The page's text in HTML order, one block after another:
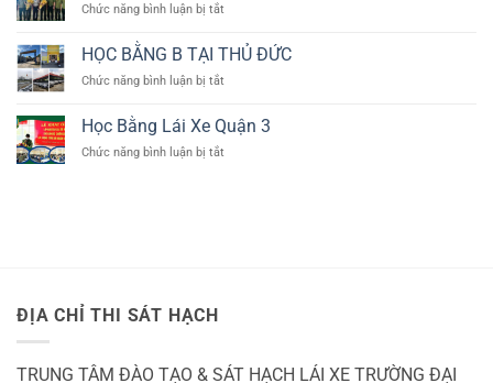
NINH
kinh
khi
bằng
xe
Chức năng bình luận bị tắt
BẰNG
LÁI
XE
TÔ
TẠI
QUẬN
HỌC BẰNG B TẠI THỦ ĐỨC
Chức năng bình luận bị tắt
BẰNG
B
TẠI
Học Bằng Lái Xe Quận 3
Chức năng bình luận bị tắt
ĐỊA CHỈ THI SÁT HẠCH
TRUNG TÂM ĐÀO TẠO & SÁT HẠCH LÁI XE TRƯỜNG ĐẠI